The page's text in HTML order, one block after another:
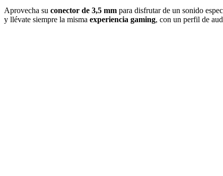
Aprovecha su conector de 3,5 mm para disfrutar de un sonido
y llévate siempre la misma experiencia gaming, con un perfil de